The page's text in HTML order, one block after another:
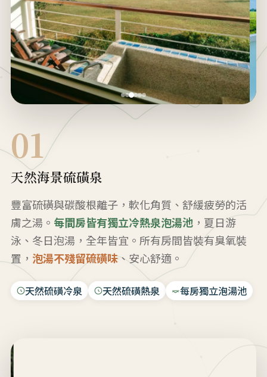
01
天然海景硫磺泉
豐富硫磺與碳酸根離子，軟化角質、舒緩疲勞的活
膚之湯。 每間房皆有獨立冷熱泉泡湯池，夏日游
泳、冬日泡湯，全年皆宜。所有房間皆裝有臭氧裝
置， 泡湯不殘留硫磺味、安心舒適。
天然硫磺冷泉 天然硫磺熱泉 每房獨立泡湯池